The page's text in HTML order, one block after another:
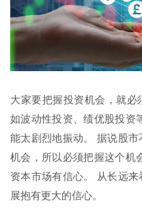
大家要把握投资机会，就必
如波动性投资、绩优股投资
能太剧烈地振动。 据说股
机会，所以必须把握这个机
资本市场有信心。 从长远
展抱有更大的信心。